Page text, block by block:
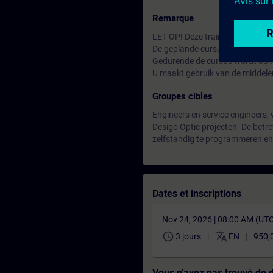
Remarque
LET OP! Deze training wordt in
De geplande cursus kan alleen
Gedurende de cursus wordt
U maakt gebruik van de
Groupes cibles
Engineers en service
Desigo Optic projecten. De
zelfstandig te programmeren
Dates et inscriptions
Nov 24, 2026 | 08:00 AM
schedule 3 jours translate EN